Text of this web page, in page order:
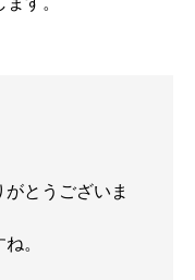
とうございま
。